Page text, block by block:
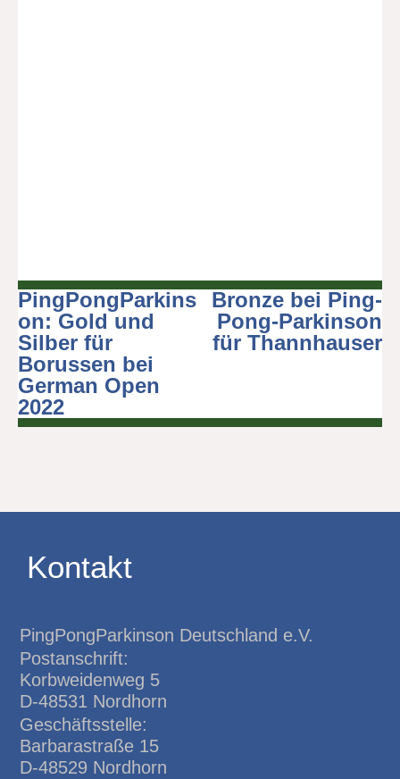
Beitragsnavigation
PingPongParkins
on: Gold und
Silber für
Borussen bei
German Open
2022
Bronze bei Ping-
Pong-Parkinson
für Thannhauser
Kontakt
PingPongParkinson Deutschland e.V.
Postanschrift:
Korbweidenweg 5
D-48531 Nordhorn
Geschäftsstelle:
Barbarastraße 15
D-48529 Nordhorn